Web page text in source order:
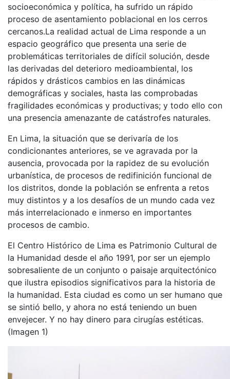
socioeconómica y política, ha sufrido un rápido
proceso de asentamiento poblacional en los cerros
cercanos.La realidad actual de Lima responde a un
espacio geográfico que presenta una serie de
problemáticas territoriales de difícil solución, desde
las derivadas del deterioro medioambiental, los
rápidos y drásticos cambios en las dinámicas
demográficas y sociales, hasta las comprobadas
fragilidades económicas y productivas; y todo ello con
una presencia amenazante de catástrofes naturales.
En Lima, la situación que se derivaría de los
condicionantes anteriores, se ve agravada por la
ausencia, provocada por la rapidez de su evolución
urbanística, de procesos de redifinición funcional de
los distritos, donde la población se enfrenta a retos
muy distintos y a los desafíos de un mundo cada vez
más interrelacionado e inmerso en importantes
procesos de cambio.
El Centro Histórico de Lima es Patrimonio Cultural de
la Humanidad desde el año 1991, por ser un ejemplo
sobresaliente de un conjunto o paisaje arquitectónico
que ilustra episodios significativos para la historia de
la humanidad. Esta ciudad es como un ser humano que
se sintió bello, y ahora no está teniendo un buen
envejecer. Y no hay dinero para cirugías estéticas.
(Imagen 1)